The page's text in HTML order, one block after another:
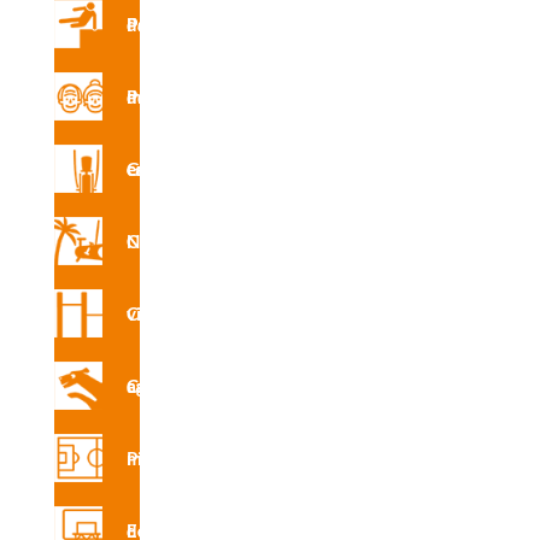
Parques de Parkour
Parque de mayores
Gimnasio en la calle
Circuito Nforma
Circuito vita
Circuito canino agility
Pistas multideporte
Equipamiento deportivo
R5017
cado
de
produ
cto
N A
INSTA
LACIÓ
N E